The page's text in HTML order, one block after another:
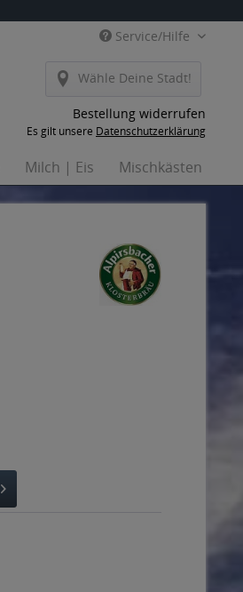
Service/Hilfe
Wähle Deine Stadt!
Bestellung widerrufen
Es gilt unsere Datenschutzerklärung
Milch | Eis Mischkästen